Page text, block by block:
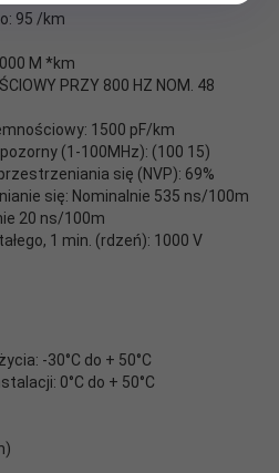
95 /km
M *km
PRZY 800 HZ NOM. 48
1500 pF/km
(1-100MHz): (100 15)
się (NVP): 69%
się: Nominalnie 535 ns/100m
20 ns/100m
1 min. (rdzeń): 1000 V
-30°C do + 50°C
0°C do + 50°C